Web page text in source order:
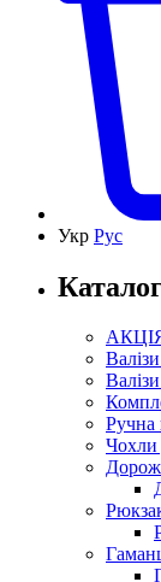
Укр Рус
Ручна
Чохли